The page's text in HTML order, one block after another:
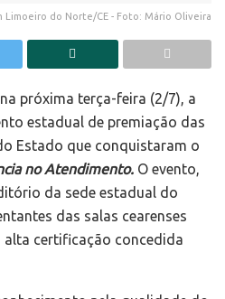
Limoeiro do Norte/CE - Foto: Mário Oliveira
próxima terça-feira (2/7), a
estadual de premiação das
Estado que conquistaram o
no Atendimento. O evento,
da sede estadual do
das salas cearenses
certificação concedida